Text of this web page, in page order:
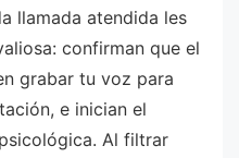
llamada atendida les
confirman que el
grabar tu voz para
e inician el
Al filtrar